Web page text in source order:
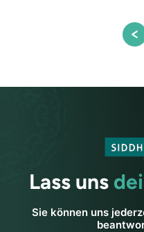
Lass uns
Sie können uns